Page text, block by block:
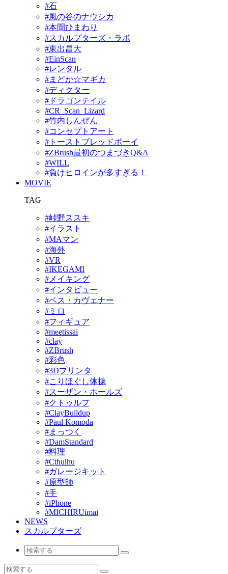
#石
#風の谷のナウシカ
#本間ひまわり
#スカルプターズ・ラボ
#東出昌大
#EinScan
#レンタル
#まどか☆マギカ
#ディクター
#ドラゴンテイル
#CR_Scan_Lizard
#竹内しんぜん
#コンセプトアート
#トーストブレッドボーイ
#ZBrush最初のつまづきQ&A
#WILL
#負けヒロインが多すぎる！
MOVIE
TAG
#峠野ススキ
#イラスト
#MAマン
#海外
#VR
#IKEGAMI
#メイキング
#インタビュー
#ベス・カヴェナー
#ミロ
#フィギュア
#meetissai
#clay
#ZBrush
#彩色
#3Dプリンタ
#こりほぐし体操
#スーザン・ホールズ
#クトゥルフ
#ClayBuildup
#Paul Komoda
#まっつく
#DamStandard
#料理
#Cthulhu
#ガレージキット
#原型師
#手
#iPhone
#MICHIRUimai
NEWS
スカルプターズ